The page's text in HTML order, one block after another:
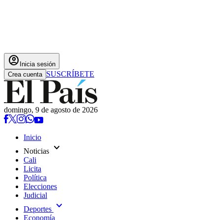
account_circle Inicia sesión
Crea cuenta SUSCRÍBETE
domingo, 9 de agosto de 2026
Inicio
Noticias expand_more
Cali
Licita
Política
Elecciones
Judicial
Deportes expand_more
Economía